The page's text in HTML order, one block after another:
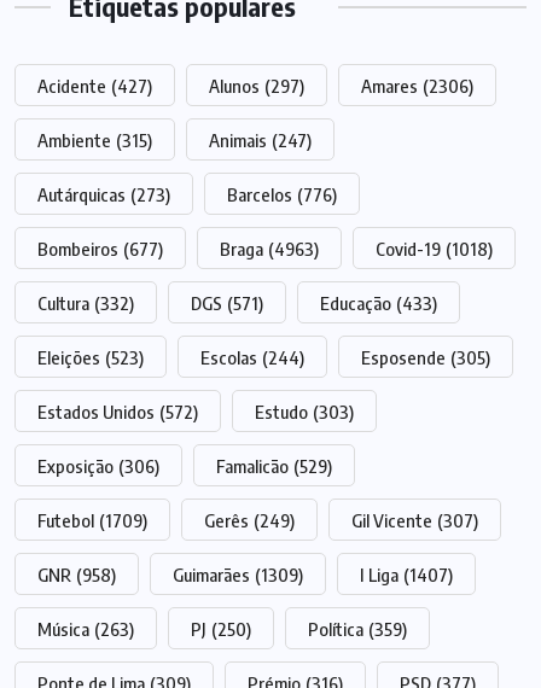
Acidente (427) Alunos (297) Amares (2306)
Ambiente (315) Animais (247)
Autárquicas (273) Barcelos (776)
Bombeiros (677) Braga (4963) Covid-19 (1018)
Cultura (332) DGS (571) Educação (433)
Eleições (523) Escolas (244) Esposende (305)
Estados Unidos (572) Estudo (303)
Exposição (306) Famalicão (529)
Futebol (1709) Gerês (249) Gil Vicente (307)
GNR (958) Guimarães (1309) I Liga (1407)
Música (263) PJ (250) Política (359)
Ponte de Lima (309) Prémio (316) PSD (377)